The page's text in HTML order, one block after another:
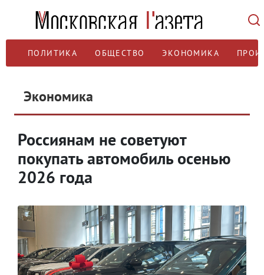
ПОЛИТИКА ОБЩЕСТВО ЭКОНОМИКА
Экономика
Россиянам не советуют
покупать автомобиль осенью
2026 года